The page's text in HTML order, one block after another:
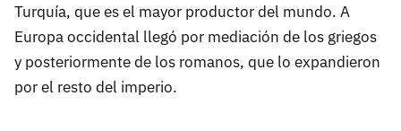
Turquía, que es el mayor productor del mundo. A
Europa occidental llegó por mediación de los griegos
y posteriormente de los romanos, que lo expandieron
por el resto del imperio.